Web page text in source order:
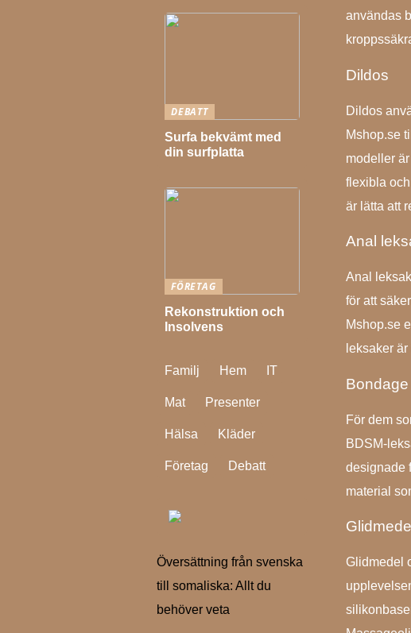
användas
Dildos
Dildos
Mshop.se
modeller
flexibla
är lätta att
Anal
Anal
för att
Mshop.se
leksaker
För dem
BDSM-
designade
material
Glidmedel
DEBATT
Surfa bekvämt med
din surfplatta
FÖRETAG
Rekonstruktion och
Insolvens
Familj Hem IT
Mat Presenter
Hälsa Kläder
Företag Debatt
Översättning från svenska
till somaliska: Allt du
behöver veta